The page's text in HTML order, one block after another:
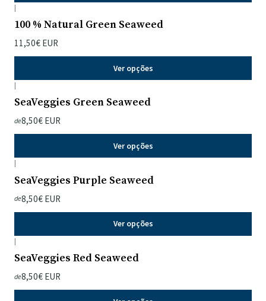
|
100 % Natural Green Seaweed
11,50€ EUR
Ver opções
|
SeaVeggies Green Seaweed
de8,50€ EUR
Ver opções
|
SeaVeggies Purple Seaweed
de8,50€ EUR
Ver opções
|
SeaVeggies Red Seaweed
de8,50€ EUR